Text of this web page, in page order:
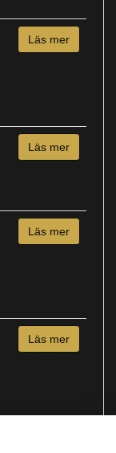
Läs mer
Läs mer
Läs mer
Läs mer